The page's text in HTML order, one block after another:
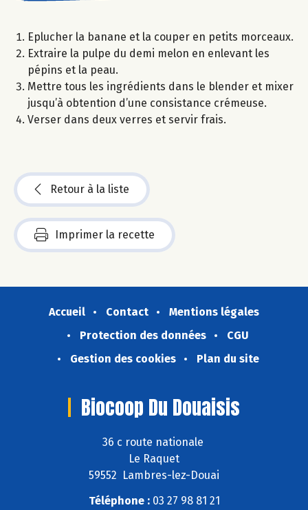
Eplucher la banane et la couper en petits morceaux.
Extraire la pulpe du demi melon en enlevant les
pépins et la peau.
Mettre tous les ingrédients dans le blender et mixer
jusqu’à obtention d’une consistance crémeuse.
Verser dans deux verres et servir frais.
Retour à la liste
Imprimer la recette
Accueil Contact
Mentions légales
Protection des données
CGU
Gestion des cookies
Plan du site
Biocoop Du Douaisis
36 c route nationale
Le Raquet
59552 Lambres-lez-Douai
Téléphone :03 27 98 81 21